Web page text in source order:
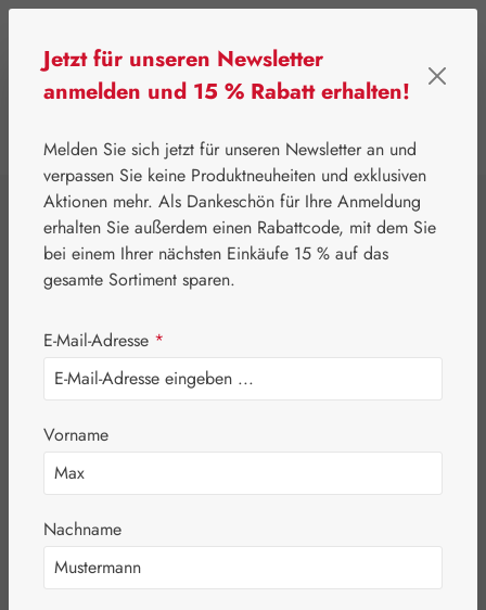
⌂ Leitner Lifecare
Blütenessenzen
Australian Bush Flowers Essences®
Creative Essence
Oral Spray
Bildergalerie überspringen
Jetzt für unseren Newsletter
anmelden und 15 % Rabatt erhalten!
Melden Sie sich jetzt für unseren Newsletter an und
verpassen Sie keine Produktneuheiten und exklusiven
Aktionen mehr. Als Dankeschön für Ihre Anmeldung
erhalten Sie außerdem einen Rabattcode, mit dem Sie
bei einem Ihrer nächsten Einkäufe 15 % auf das
gesamte Sortiment sparen.
E-Mail-Adresse *
Vorname
Nachname